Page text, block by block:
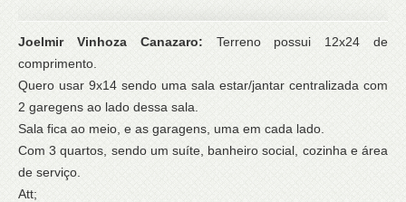
Joelmir Vinhoza Canazaro: Terreno possui 12x24 de
comprimento.
Quero usar 9x14 sendo uma sala estar/jantar centralizada com
2 garegens ao lado dessa sala.
Sala fica ao meio, e as garagens, uma em cada lado.
Com 3 quartos, sendo um suíte, banheiro social, cozinha e área
de serviço.
Att;